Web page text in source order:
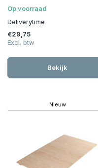
Op voorraad
Deliverytime
€29,75
Excl. btw
Bekijk
Nieuw